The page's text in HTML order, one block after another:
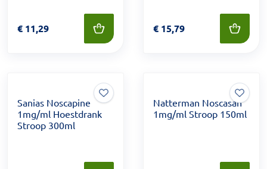
Prijs: € 11,29
€ 11,29 Prijs: € 15,79
€ 15,79
Sanias Noscapine
1mg/ml Hoestdrank
Stroop 300ml
Natterman Noscasan
1mg/ml Stroop 150ml